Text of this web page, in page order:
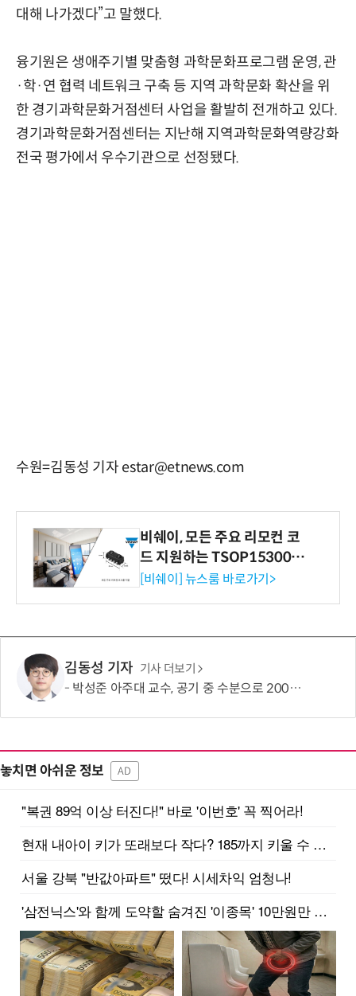
대해 나가겠다”고 말했다.
융기원은 생애주기별 맞춤형 과학문화프로그램 운영, 관
·학·연 협력 네트워크 구축 등 지역 과학문화 확산을 위
한 경기과학문화거점센터 사업을 활발히 전개하고 있다.
경기과학문화거점센터는 지난해 지역과학문화역량강화
전국 평가에서 우수기관으로 선정됐다.
수원=김동성 기자 estar@etnews.com
비쉐이, 모든 주요 리모컨 코
드 지원하는 TSOP15300 시
리즈 IR 수신기 출시
[비쉐이] 뉴스룸 바로가기>
김동성 기자 기사 더보기
박성준 아주대 교수, 공기 중 수분으로 200㎛ 피부 부착 전지 개발
놓치면 아쉬운 정보 AD